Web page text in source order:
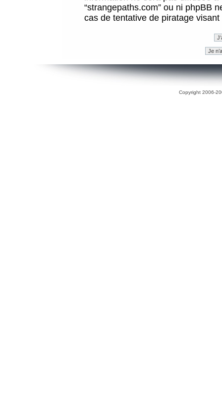
“strangepaths.com” ou ni phpBB
cas de tentative de piratage
Copyright 2006-